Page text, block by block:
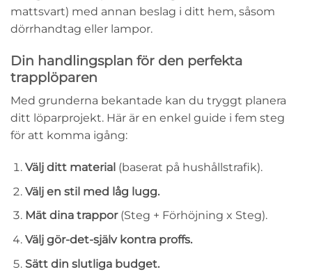
mattsvart) med annan beslag i ditt hem, såsom
dörrhandtag eller lampor.
Din handlingsplan för den perfekta
trapplöparen
Med grunderna bekantade kan du tryggt planera
ditt löparprojekt. Här är en enkel guide i fem steg
för att komma igång:
Välj ditt material (baserat på hushållstrafik).
Välj en stil med låg lugg.
Mät dina trappor(Steg + Förhöjning x Steg).
Välj gör-det-själv kontra proffs.
Sätt din slutliga budget.